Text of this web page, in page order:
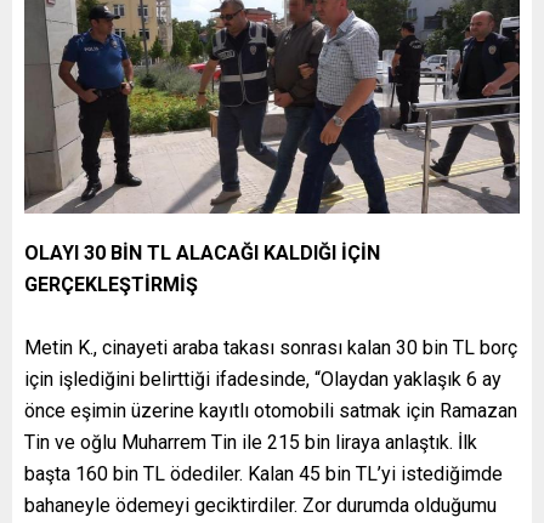
OLAYI 30 BİN TL ALACAĞI KALDIĞI İÇİN
GERÇEKLEŞTİRMİŞ
Metin K., cinayeti araba takası sonrası kalan 30 bin TL borç
için işlediğini belirttiği ifadesinde, “Olaydan yaklaşık 6 ay
önce eşimin üzerine kayıtlı otomobili satmak için Ramazan
Tin ve oğlu Muharrem Tin ile 215 bin liraya anlaştık. İlk
başta 160 bin TL ödediler. Kalan 45 bin TL’yi istediğimde
bahaneyle ödemeyi geciktirdiler. Zor durumda olduğumu